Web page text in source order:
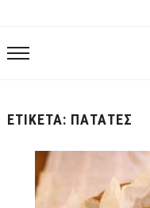
ΕΤΙΚΈΤΑ: ΠΑΤΆΤΕΣ